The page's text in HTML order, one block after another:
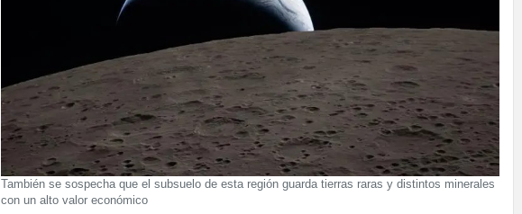
También se sospecha que el subsuelo de esta región guarda tierras raras y distintos minerales
con un alto valor económico